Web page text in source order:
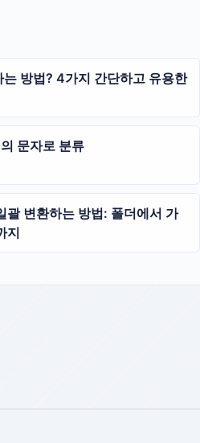
방법? 4가지 간단하고 유용한
문자로 분류
괄 변환하는 방법: 폴더에서 가
지